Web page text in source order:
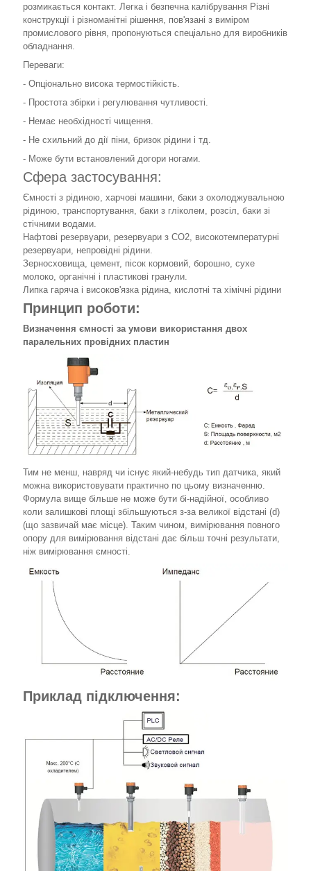
розмикається контакт. Легка і безпечна калібрування Різні
конструкції і різноманітні рішення, пов'язані з виміром
промислового рівня, пропонуються спеціально для виробників
обладнання.
Переваги:
- Опціонально висока термостійкість.
- Простота збірки і регулювання чутливості.
- Немає необхідності чищення.
- Не схильний до дії піни, бризок рідини і тд.
- Може бути встановлений догори ногами.
Сфера застосування:
Ємності з рідиною, харчові машини, баки з охолоджувальною
рідиною, транспортування, баки з гліколем, розсіл, баки зі
стічними водами.
Нафтові резервуари, резервуари з СО2, високотемпературні
резервуари, непровідні рідини.
Зерносховища, цемент, пісок кормовий, борошно, сухе
молоко, органічні і пластикові гранули.
Липка гаряча і високов'язка рідина, кислотні та хімічні рідини
Принцип роботи:
Визначення ємності за умови використання двох
паралельних провідних пластин
Тим не менш, навряд чи існує який-небудь тип датчика, який
можна використовувати практично по цьому визначенню.
Формула вище більше не може бути бі-надійної, особливо
коли залишкові площі збільшуються з-за великої відстані (d)
(що зазвичай має місце). Таким чином, вимірювання повного
опору для вимірювання відстані дає більш точні результати,
ніж вимірювання ємності.
Приклад підключення: